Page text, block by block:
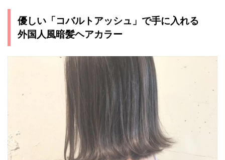
優しい「コバルトアッシュ」で手に入れる
外国人風暗髪ヘアカラー